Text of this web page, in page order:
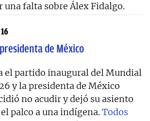
una falta sobre Álex Fidalgo.
de México
el partido inaugural del Mundial
y la presidenta de México
no acudir y dejó su asiento
palco a una indígena.Todos